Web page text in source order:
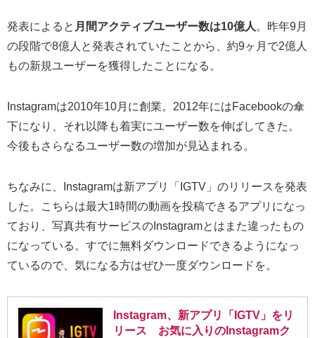
発表によると 月間アクティブユーザー数は10億人 。昨年9月
の段階で8億人と発表されていたことから、約9ヶ月で2億人
もの新規ユーザーを獲得したことになる。
Instagramは2010年10月に創業。2012年にはFacebookの傘
下になり、それ以降も着実にユーザー数を伸ばしてきた。
今後もさらなるユーザー数の増加が見込まれる。
ちなみに、Instagramは新アプリ「IGTV」のリリースを発表
した。こちらは最大1時間の動画を投稿できるアプリになっ
ており、写真共有サービスのInstagramとはまた違ったもの
になっている。すでに無料ダウンロードできるようになっ
ているので、気になる方はぜひ一度ダウンロードを。
Instagram、新アプリ「IGTV」をリ
リース お気に入りのInstagramク